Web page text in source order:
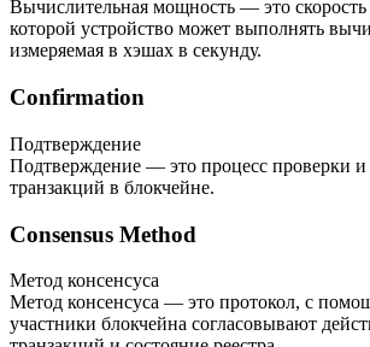
Вычислительная мощность — это скорость
которой устройство может выполнять
измеряемая в хэшах в секунду.
Confirmation
Подтверждение
Подтверждение — это процесс проверки и
транзакций в блокчейне.
Consensus Method
Метод консенсуса
Метод консенсуса — это протокол, с
участники блокчейна согласовывают